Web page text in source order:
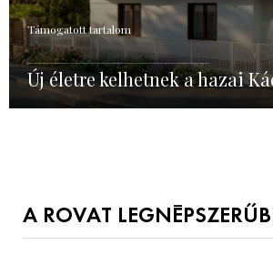
Támogatott tartalom
Új életre kelhetnek a hazai
A ROVAT